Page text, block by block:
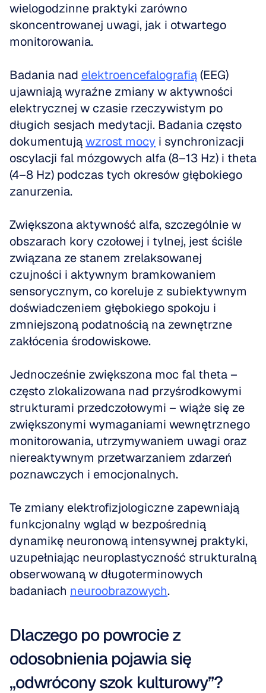
wielogodzinne praktyki zarówno
skoncentrowanej uwagi, jak i otwartego
monitorowania.
Badania nad elektroencefalografią (EEG)
ujawniają wyraźne zmiany w aktywności
elektrycznej w czasie rzeczywistym po
długich sesjach medytacji. Badania często
dokumentują wzrost mocy i synchronizacji
oscylacji fal mózgowych alfa (8–13 Hz) i theta
(4–8 Hz) podczas tych okresów głębokiego
zanurzenia.
Zwiększona aktywność alfa, szczególnie w
obszarach kory czołowej i tylnej, jest ściśle
związana ze stanem zrelaksowanej
czujności i aktywnym bramkowaniem
sensorycznym, co koreluje z subiektywnym
doświadczeniem głębokiego spokoju i
zmniejszoną podatnością na zewnętrzne
zakłócenia środowiskowe.
Jednocześnie zwiększona moc fal theta –
często zlokalizowana nad przyśrodkowymi
strukturami przedczołowymi – wiąże się ze
zwiększonymi wymaganiami wewnętrznego
monitorowania, utrzymywaniem uwagi oraz
niereaktywnym przetwarzaniem zdarzeń
poznawczych i emocjonalnych.
Te zmiany elektrofizjologiczne zapewniają
funkcjonalny wgląd w bezpośrednią
dynamikę neuronową intensywnej praktyki,
uzupełniając neuroplastyczność strukturalną
obserwowaną w długoterminowych
badaniach neuroobrazowych.
Dlaczego po powrocie z
odosobnienia pojawia się
„odwrócony szok kulturowy”?